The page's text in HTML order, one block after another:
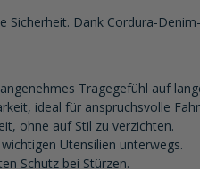
Dank Cordura-
Tragegefühl auf
ideal für anspruchsvolle
ohne auf Stil zu verzichten.
Utensilien unterwegs.
Schutz bei Stürzen.